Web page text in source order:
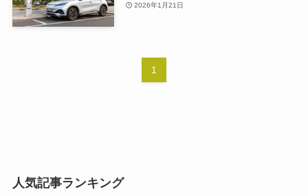
2026年1月21日
1
人気記事ランキング